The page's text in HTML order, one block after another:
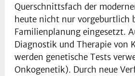
Querschnittsfach der
heute nicht nur vorgeburtlich
Familienplanung eingesetzt.
Diagnostik und Therapie von
werden genetische Tests
Onkogenetik). Durch neue